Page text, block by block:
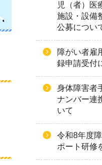
児（者）医
施設・設備
公募につい
障がい者雇
録申請受付
身体障害者
ナンバー連
いて
令和8年度
ポート研修